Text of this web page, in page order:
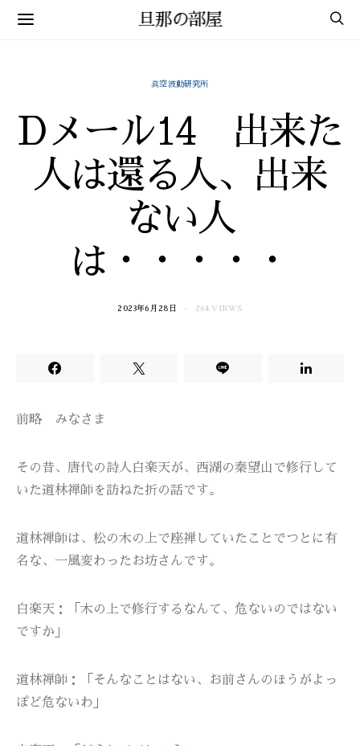
旦那の部屋
真空波動研究所
Dメール14 出来た
人は還る人、出来
ない人
は・・・・・
2023年6月28日 264 VIEWS
前略 みなさま
その昔、唐代の詩人白楽天が、西湖の秦望山で修行して
いた道林禅師を訪ねた折の話です。
道林禅師は、松の木の上で座禅していたことでつとに有
名な、一風変わったお坊さんです。
白楽天：「木の上で修行するなんて、危ないのではない
ですか」
道林禅師：「そんなことはない、お前さんのほうがよっ
ぽど危ないわ」